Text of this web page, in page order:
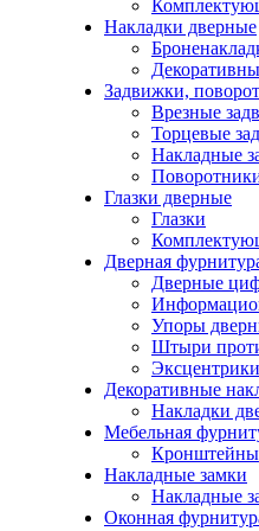
Накладки дверные
Задвижки,
Врезные
Торцевые
Накладные
Глазки дверные
Глазки
Дверная
Дверные
Упоры
Штыри
Эксцентрики
Декоративные
Накладки
Мебельная
Кронштейны
Накладные замки
Накладные
Оконная